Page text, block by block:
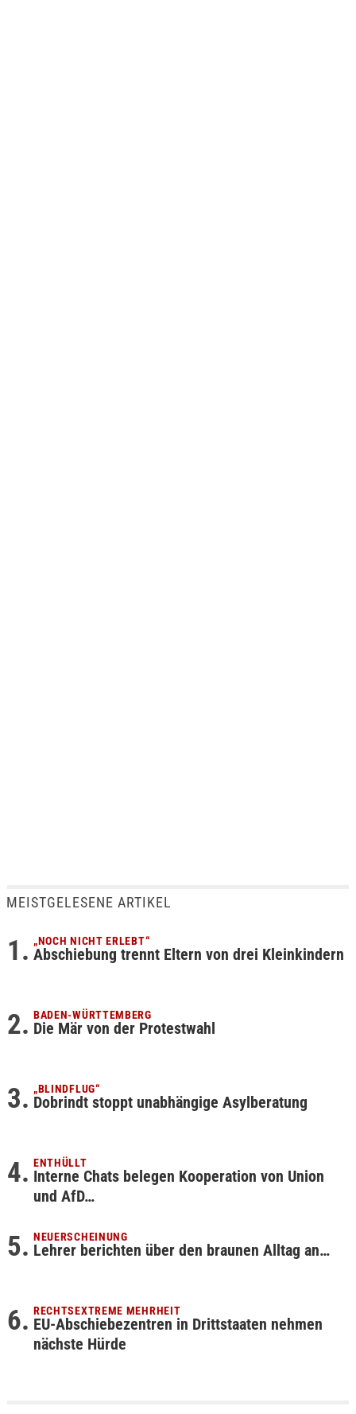
MEISTGELESENE ARTIKEL
„NOCH NICHT ERLEBT“
Abschiebung trennt Eltern von drei Kleinkindern
BADEN-WÜRTTEMBERG
Die Mär von der Protestwahl
„BLINDFLUG“
Dobrindt stoppt unabhängige Asylberatung
ENTHÜLLT
Interne Chats belegen Kooperation von Union
und AfD…
NEUERSCHEINUNG
Lehrer berichten über den braunen Alltag an…
RECHTSEXTREME MEHRHEIT
EU-Abschiebezentren in Drittstaaten nehmen
nächste Hürde